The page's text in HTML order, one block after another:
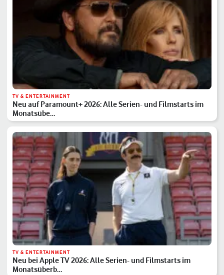
TV & ENTERTAINMENT
Neu auf Paramount+ 2026: Alle Serien- und Filmstarts im
Monatsübe…
TV & ENTERTAINMENT
Neu bei Apple TV 2026: Alle Serien- und Filmstarts im
Monatsüberb…